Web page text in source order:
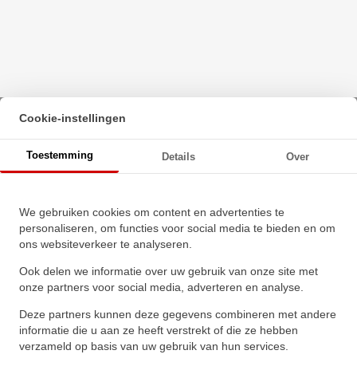
Beginpagina·
IBB Kogellager 6201 2RS NR RVS (12x32x10mm)
Cookie-instellingen
Toestemming Details Over
We gebruiken cookies om content en advertenties te
personaliseren, om functies voor social media te bieden en om
ons websiteverkeer te analyseren.
Ook delen we informatie over uw gebruik van onze site met
onze partners voor social media, adverteren en analyse.
Deze partners kunnen deze gegevens combineren met andere
informatie die u aan ze heeft verstrekt of die ze hebben
verzameld op basis van uw gebruik van hun services.
IBB Kogellager 6201 2RS NR RVS
(12x32x10mm)
★★★★★
★★★★★
Schrijf een review!